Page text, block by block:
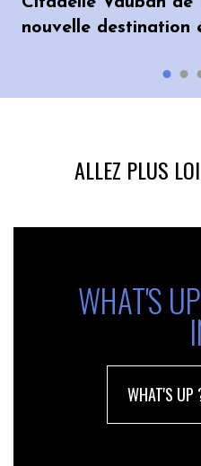
nouvelle destination
ALLEZ PLUS
WHAT'S
WHAT'S UP